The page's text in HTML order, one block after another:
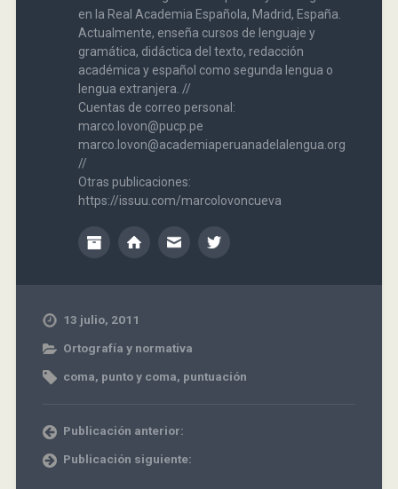
en la Real Academia Española, Madrid, España.
Actualmente, enseña cursos de lenguaje y
gramática, didáctica del texto, redacción
académica y español como segunda lengua o
lengua extranjera. //
Cuentas de correo personal:
marco.lovon@pucp.pe
marco.lovon@academiaperuanadelalengua.org
//
Otras publicaciones:
https://issuu.com/marcolovoncueva
13 julio, 2011
Ortografía y normativa
coma, punto y coma, puntuación
Publicación anterior:
Publicación siguiente: